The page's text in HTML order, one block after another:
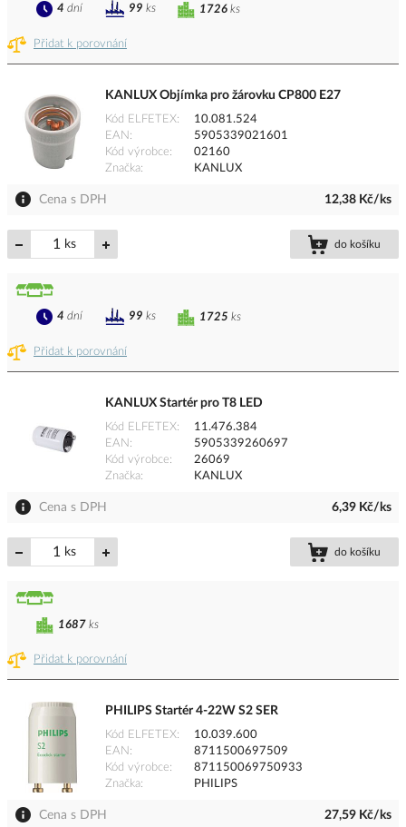
Přidat k porovnání
1726 ks
4 dní 99 ks
KANLUX Objímka pro žárovku CP800 E27
Kód ELFETEX
10.081.524
EAN
5905339021601
Kód výrobce
02160
Značka
KANLUX
Cena s DPH 12,38 Kč/ks
ks do košíku
Přidat k porovnání
1725 ks
4 dní 99 ks
KANLUX Startér pro T8 LED
Kód ELFETEX
11.476.384
EAN
5905339260697
Kód výrobce
26069
Značka
KANLUX
Cena s DPH 6,39 Kč/ks
ks do košíku
Přidat k porovnání
1687 ks
PHILIPS Startér 4-22W S2 SER
Kód ELFETEX
10.039.600
EAN
8711500697509
Kód výrobce
871150069750933
Značka
PHILIPS
Cena s DPH 27,59 Kč/ks